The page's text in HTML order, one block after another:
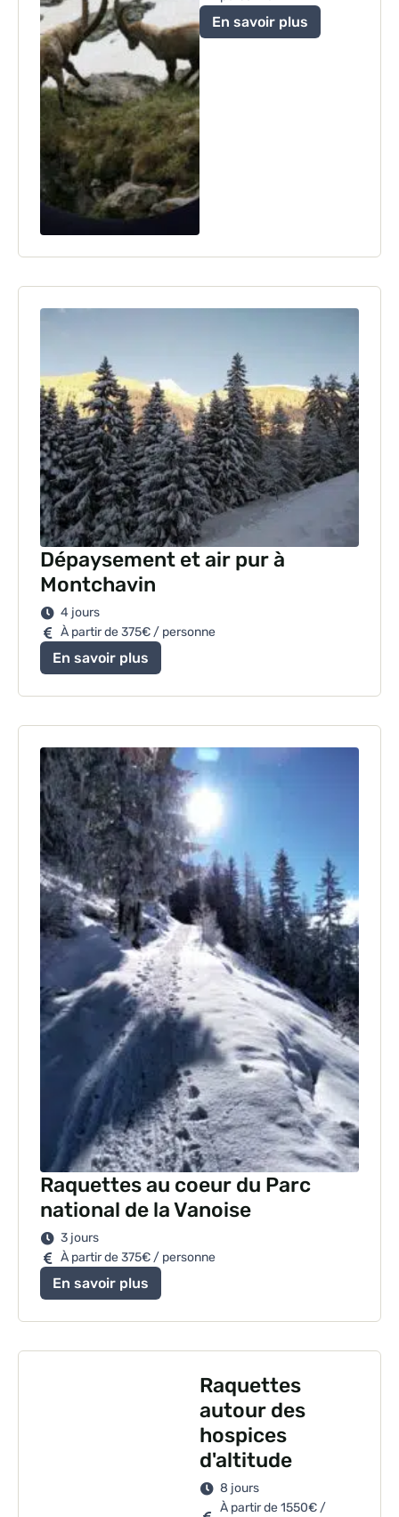
En savoir plus
Dépaysement et air pur à
Montchavin
4 jours
À partir de 375€ / personne
En savoir plus
Raquettes au coeur du Parc
national de la Vanoise
3 jours
À partir de 375€ / personne
En savoir plus
Raquettes
autour des
hospices
d'altitude
8 jours
À partir de 1550€ /